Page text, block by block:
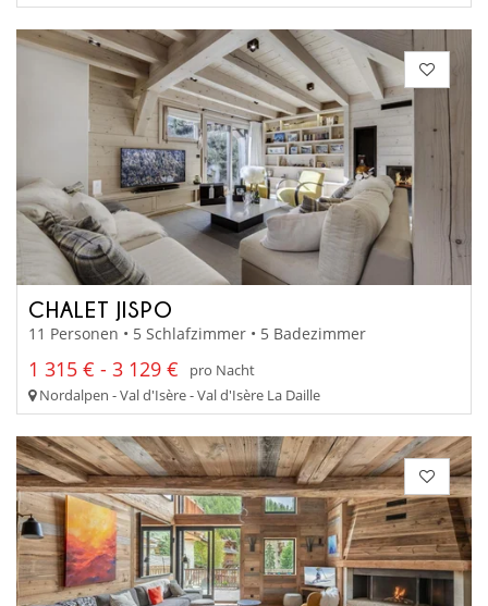
CHALET JISPO
11 Personen • 5 Schlafzimmer • 5 Badezimmer
1 315 € - 3 129 €
pro Nacht
Nordalpen - Val d'Isère - Val d'Isère La Daille